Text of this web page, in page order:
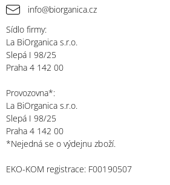
info@biorganica.cz
Sídlo firmy:
La BiOrganica s.r.o.
Slepá I 98/25
Praha 4 142 00
Provozovna*:
La BiOrganica s.r.o.
Slepá I 98/25
Praha 4 142 00
*Nejedná se o výdejnu zboží.
EKO-KOM registrace: F00190507